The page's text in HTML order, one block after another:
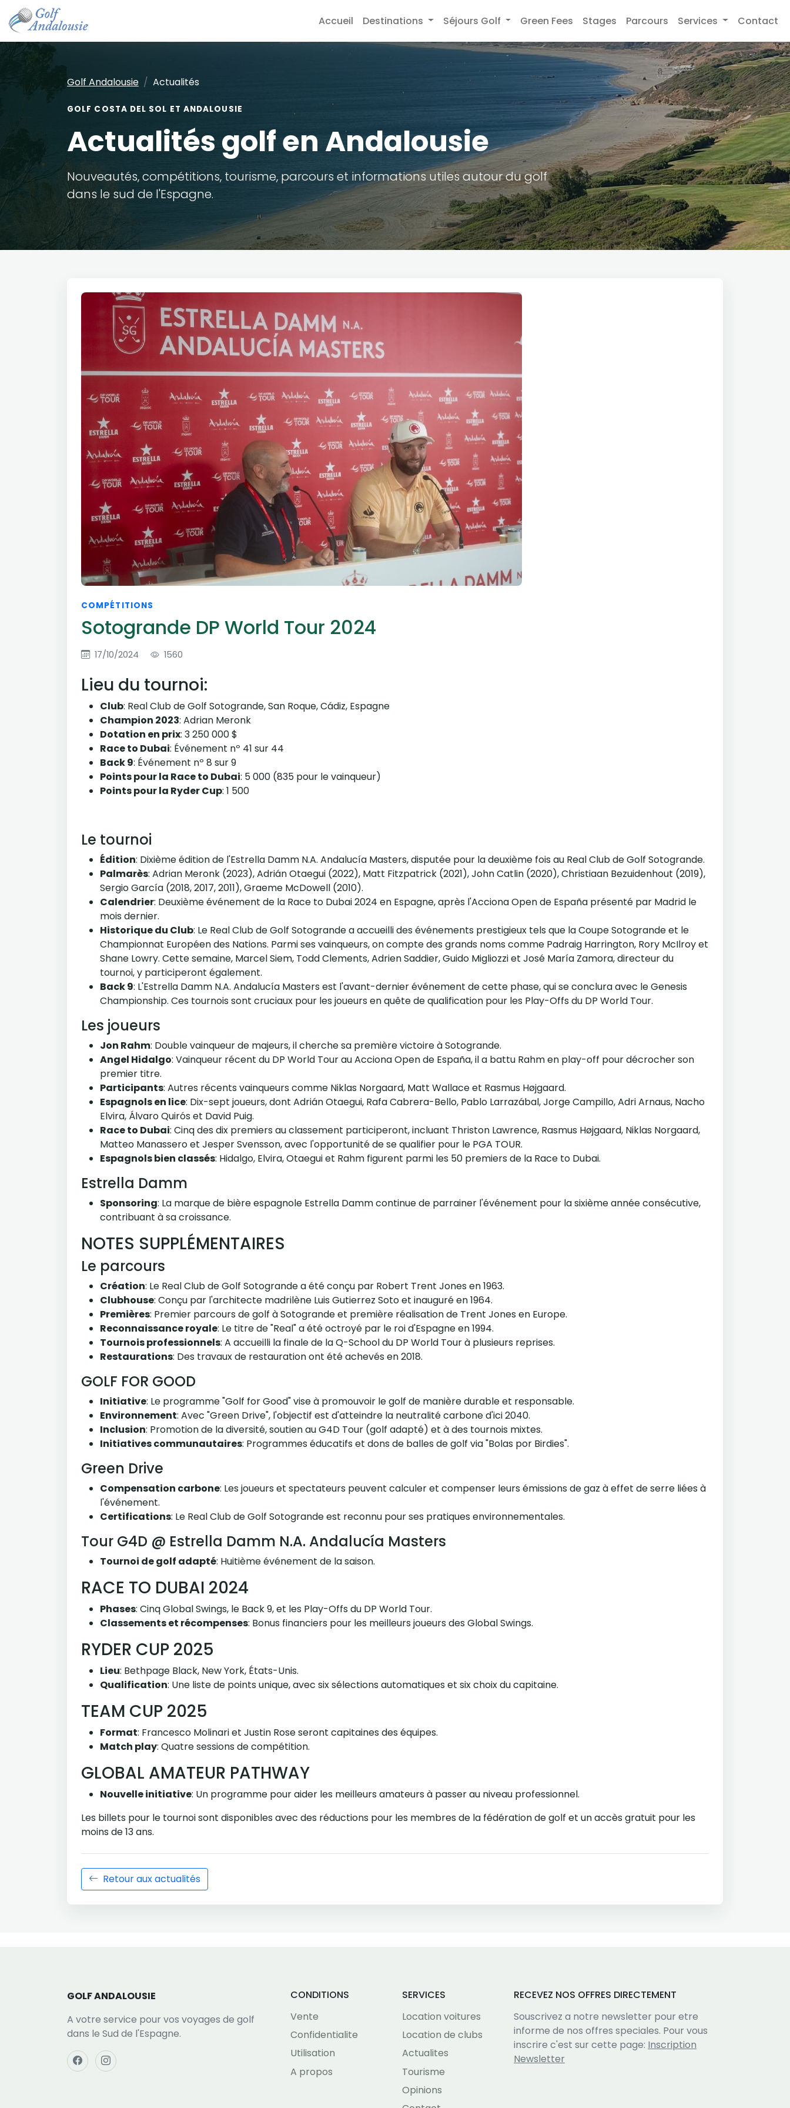
Accueil Destinations Séjours Golf Green Fees Stages Parcours Services Contact
Golf Andalousie Actualités
GOLF COSTA DEL SOL ET ANDALOUSIE
Actualités golf en Andalousie
Nouveautés, compétitions, tourisme, parcours et informations utiles autour du golf
dans le sud de l'Espagne.
COMPÉTITIONS
Sotogrande DP World Tour 2024
17/10/2024 1560
Lieu du tournoi:
Club: Real Club de Golf Sotogrande, San Roque, Cádiz, Espagne
Champion 2023: Adrian Meronk
Dotation en prix: 3 250 000 $
Race to Dubai: Événement nº 41 sur 44
Back 9: Événement nº 8 sur 9
Points pour la Race to Dubai: 5 000 (835 pour le vainqueur)
Points pour la Ryder Cup: 1 500
Le tournoi
Édition: Dixième édition de l'Estrella Damm N.A. Andalucía Masters, disputée pour la deuxième fois au Real Club de Golf Sotogrande.
Palmarès: Adrian Meronk (2023), Adrián Otaegui (2022), Matt Fitzpatrick (2021), John Catlin (2020), Christiaan Bezuidenhout (2019),
Sergio García (2018, 2017, 2011), Graeme McDowell (2010).
Calendrier: Deuxième événement de la Race to Dubai 2024 en Espagne, après l'Acciona Open de España présenté par Madrid le
mois dernier.
Historique du Club: Le Real Club de Golf Sotogrande a accueilli des événements prestigieux tels que la Coupe Sotogrande et le
Championnat Européen des Nations. Parmi ses vainqueurs, on compte des grands noms comme Padraig Harrington, Rory McIlroy et
Shane Lowry. Cette semaine, Marcel Siem, Todd Clements, Adrien Saddier, Guido Migliozzi et José María Zamora, directeur du
tournoi, y participeront également.
Back 9: L'Estrella Damm N.A. Andalucía Masters est l'avant-dernier événement de cette phase, qui se conclura avec le Genesis
Championship. Ces tournois sont cruciaux pour les joueurs en quête de qualification pour les Play-Offs du DP World Tour.
Les joueurs
Jon Rahm: Double vainqueur de majeurs, il cherche sa première victoire à Sotogrande.
Angel Hidalgo: Vainqueur récent du DP World Tour au Acciona Open de España, il a battu Rahm en play-off pour décrocher son
premier titre.
Participants: Autres récents vainqueurs comme Niklas Norgaard, Matt Wallace et Rasmus Højgaard.
Espagnols en lice: Dix-sept joueurs, dont Adrián Otaegui, Rafa Cabrera-Bello, Pablo Larrazábal, Jorge Campillo, Adri Arnaus, Nacho
Elvira, Álvaro Quirós et David Puig.
Race to Dubai: Cinq des dix premiers au classement participeront, incluant Thriston Lawrence, Rasmus Højgaard, Niklas Norgaard,
Matteo Manassero et Jesper Svensson, avec l'opportunité de se qualifier pour le PGA TOUR.
Espagnols bien classés: Hidalgo, Elvira, Otaegui et Rahm figurent parmi les 50 premiers de la Race to Dubai.
Estrella Damm
Sponsoring: La marque de bière espagnole Estrella Damm continue de parrainer l'événement pour la sixième année consécutive,
contribuant à sa croissance.
NOTES SUPPLÉMENTAIRES
Le parcours
Création: Le Real Club de Golf Sotogrande a été conçu par Robert Trent Jones en 1963.
Clubhouse: Conçu par l'architecte madrilène Luis Gutierrez Soto et inauguré en 1964.
Premières: Premier parcours de golf à Sotogrande et première réalisation de Trent Jones en Europe.
Reconnaissance royale: Le titre de "Real" a été octroyé par le roi d'Espagne en 1994.
Tournois professionnels: A accueilli la finale de la Q-School du DP World Tour à plusieurs reprises.
Restaurations: Des travaux de restauration ont été achevés en 2018.
GOLF FOR GOOD
Initiative: Le programme "Golf for Good" vise à promouvoir le golf de manière durable et responsable.
Environnement: Avec "Green Drive", l'objectif est d'atteindre la neutralité carbone d'ici 2040.
Inclusion: Promotion de la diversité, soutien au G4D Tour (golf adapté) et à des tournois mixtes.
Initiatives communautaires: Programmes éducatifs et dons de balles de golf via "Bolas por Birdies".
Green Drive
Compensation carbone: Les joueurs et spectateurs peuvent calculer et compenser leurs émissions de gaz à effet de serre liées à
l'événement.
Certifications: Le Real Club de Golf Sotogrande est reconnu pour ses pratiques environnementales.
Tour G4D @ Estrella Damm N.A. Andalucía Masters
Tournoi de golf adapté: Huitième événement de la saison.
RACE TO DUBAI 2024
Phases: Cinq Global Swings, le Back 9, et les Play-Offs du DP World Tour.
Classements et récompenses: Bonus financiers pour les meilleurs joueurs des Global Swings.
RYDER CUP 2025
Lieu: Bethpage Black, New York, États-Unis.
Qualification: Une liste de points unique, avec six sélections automatiques et six choix du capitaine.
TEAM CUP 2025
Format: Francesco Molinari et Justin Rose seront capitaines des équipes.
Match play: Quatre sessions de compétition.
GLOBAL AMATEUR PATHWAY
Nouvelle initiative: Un programme pour aider les meilleurs amateurs à passer au niveau professionnel.
Les billets pour le tournoi sont disponibles avec des réductions pour les membres de la fédération de golf et un accès gratuit pour les
moins de 13 ans.
Retour aux actualités
GOLF ANDALOUSIE
A votre service pour vos voyages de golf
dans le Sud de l'Espagne.
CONDITIONS
Vente
Confidentialite
Utilisation
A propos
SERVICES
Location voitures
Location de clubs
Actualites
Tourisme
Opinions
RECEVEZ NOS OFFRES DIRECTEMENT
Souscrivez a notre newsletter pour etre
informe de nos offres speciales. Pour vous
inscrire c'est sur cette page: Inscription
Newsletter